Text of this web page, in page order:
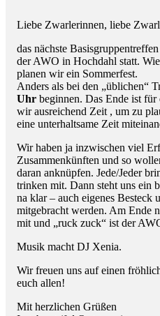
Liebe Zwarlerinnen, liebe
das nächste
der AWO in Hochdahl statt.
planen wir ein Sommerfest.
Anders als bei den „üblichen“
Uhr beginnen. Das Ende ist
wir ausreichend Zeit , um zu
eine unterhaltsame Zeit
Wir haben ja inzwischen viel
Zusammenkünften und so
daran anknüpfen. Jede/Jeder
trinken mit. Dann steht uns ein
na klar – auch eigenes Besteck
mitgebracht werden. Am Ende
mit und „ruck zuck“ ist der
Musik macht DJ Xenia.
Wir freuen uns auf einen
euch allen!
Mit herzlichen Grüßen